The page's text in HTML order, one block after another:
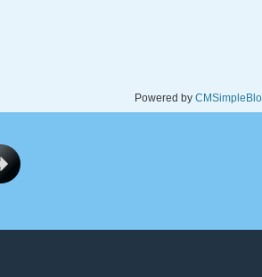
Powered by